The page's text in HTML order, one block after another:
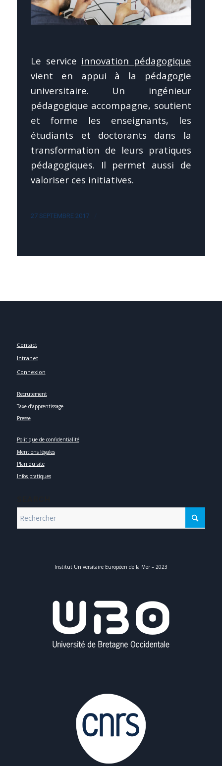
Le service innovation pédagogique
vient en appui à la pédagogie
universitaire. Un ingénieur
pédagogique accompagne, soutient
et forme les enseignants, les
étudiants et doctorants dans la
transformation de leurs pratiques
pédagogiques. Il permet aussi de
valoriser ces initiatives.
27 SEPTEMBRE 2017
Contact
Intranet
Connexion
Recrutement
Taxe d’apprentissage
Presse
Politique de confidentialité
Mentions légales
Plan du site
Infos pratiques
Institut Universitaire Européen de la Mer – 2023